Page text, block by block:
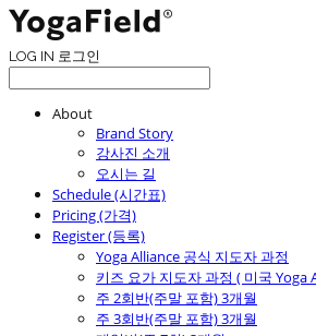
LOG IN 로그인
About
Brand Story
강사진 소개
오시는 길
Schedule (시간표)
Pricing (가격)
Register (등록)
Yoga Alliance 공식 지도자 과정
키즈 요가 지도자 과정 ( 미국 Yoga
주 2회반(주말 포함) 3개월
주 3회반(주말 포함) 3개월